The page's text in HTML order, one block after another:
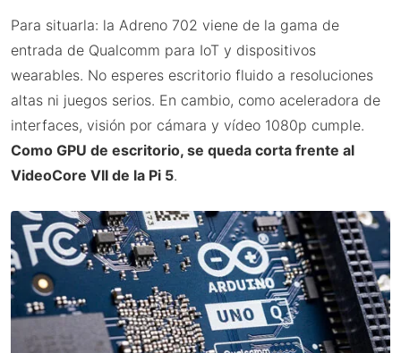
Para situarla: la Adreno 702 viene de la gama de
entrada de Qualcomm para IoT y dispositivos
wearables. No esperes escritorio fluido a resoluciones
altas ni juegos serios. En cambio, como aceleradora de
interfaces, visión por cámara y vídeo 1080p cumple.
Como GPU de escritorio, se queda corta frente al
VideoCore VII de la Pi 5.